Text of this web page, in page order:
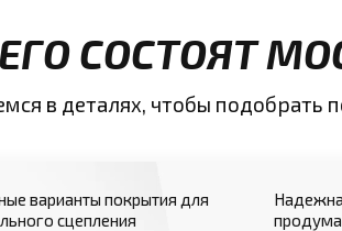
СОСТОЯТ
в деталях, чтобы
варианты покрытия для
сцепления